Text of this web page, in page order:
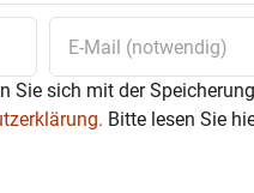
Sie sich mit der
Bitte lesen Sie